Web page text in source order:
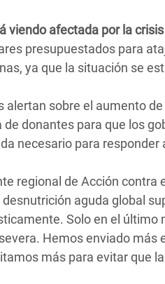
viendo afectada por la
presupuestados para
ya que la situación se
sobre el aumento
de donantes para que los
necesario para responder
regional de Acción contra
aguda global
Solo en el
Hemos enviado
más para evitar que